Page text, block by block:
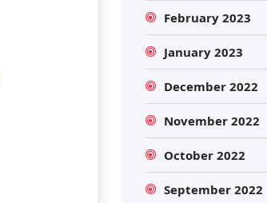
February 2023
January 2023
December 2022
November 2022
October 2022
September 2022
Search